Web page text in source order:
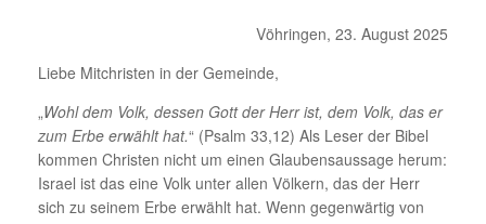
Vöhringen, 23. August 2025
Liebe Mitchristen in der Gemeinde,
„Wohl dem Volk, dessen Gott der Herr ist, dem Volk, das er
zum Erbe erwählt hat.“ (Psalm 33,12) Als Leser der Bibel
kommen Christen nicht um einen Glaubensaussage herum:
Israel ist das eine Volk unter allen Völkern, das der Herr
sich zu seinem Erbe erwählt hat. Wenn gegenwärtig von